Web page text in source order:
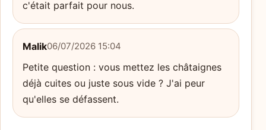
c'était parfait pour nous.
Malik06/07/2026 15:04
Petite question : vous mettez les châtaignes
déjà cuites ou juste sous vide ? J'ai peur
qu'elles se défassent.